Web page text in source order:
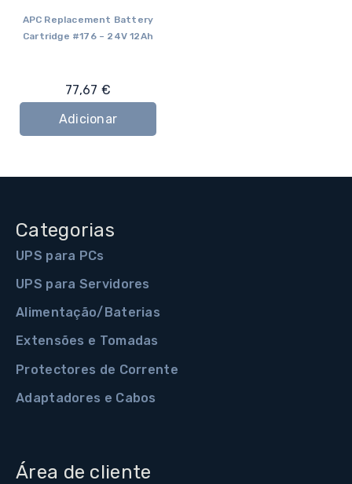
APC Replacement Battery
Cartridge #176 – 24V 12Ah
77,67 €
Adicionar
Categorias
UPS para PCs
UPS para Servidores
Alimentação/Baterias
Extensões e Tomadas
Protectores de Corrente
Adaptadores e Cabos
Área de cliente